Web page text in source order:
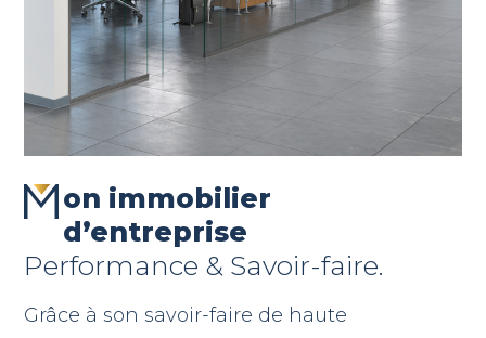
on immobilier
d’entreprise
Performance & Savoir-faire.
Grâce à son savoir-faire de haute